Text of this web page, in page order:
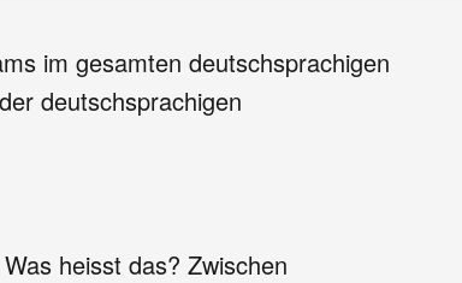
im gesamten deutschsprachigen
deutschsprachigen
heisst das? Zwischen